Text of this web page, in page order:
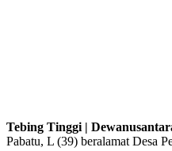
Tebing Tinggi |
Pabatu, L (39) beralamat Desa